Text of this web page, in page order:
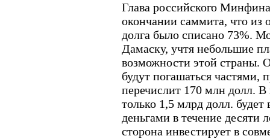
Глава российского
окончании саммита, что из
долга было списано 73%.
Дамаску, учтя небольшие
возможности этой страны.
будут погашаться частями,
перечислит 170 млн долл.
только 1,5 млрд долл.
деньгами в течение десяти
сторона инвестирует в